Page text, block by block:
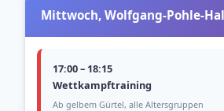
Mittwoch, Wolfgang-Pohle-
17:00 – 18:15
Wettkampftraining
Ab gelbem Gürtel, alle Altersgruppen